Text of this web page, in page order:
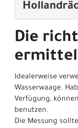
Die
Idealerweise
Wasserwaage.
Verfügung,
benutzen.
Die Messung